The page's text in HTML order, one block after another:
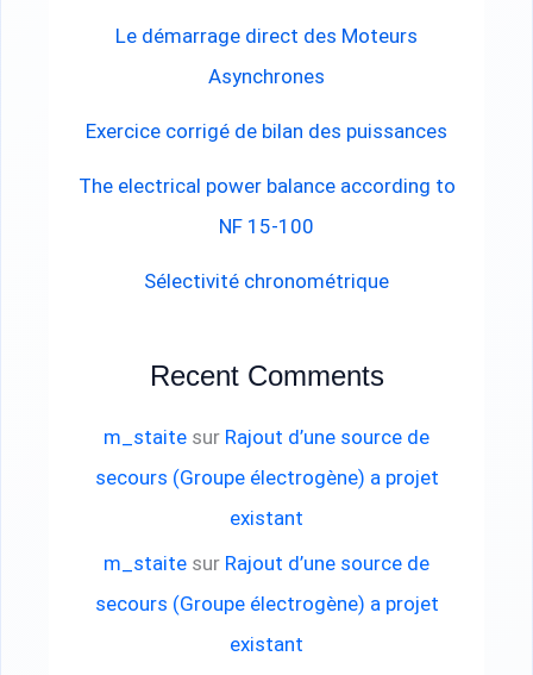
Le démarrage direct des Moteurs
Asynchrones
Exercice corrigé de bilan des puissances
The electrical power balance according to
NF 15-100
Sélectivité chronométrique
Recent Comments
m_staite sur Rajout d’une source de
secours (Groupe électrogène) a projet
existant
m_staite sur Rajout d’une source de
secours (Groupe électrogène) a projet
existant